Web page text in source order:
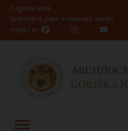
Skip
content
7 Agosto 2026
Santi Sisto II, papa, e compagni, martiri
seguici su Facebook Instagram